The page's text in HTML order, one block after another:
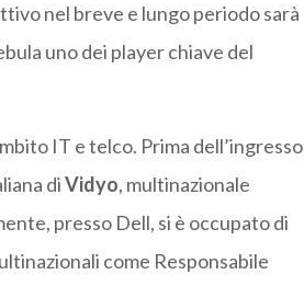
nel breve e lungo periodo sarà
uno dei player chiave del
IT e telco. Prima dell’ingresso
diVidyo, multinazionale
presso Dell, si è occupato di
come Responsabile